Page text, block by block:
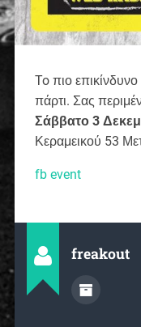
To πιο
πάρτι. Σας
Σάββατο 3
Κεραμεικού 53
fb event
freakout